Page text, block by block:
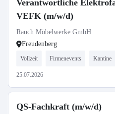
Verantwortliche
VEFK (m/w/d)
Rauch Möbelwerke GmbH
Freudenberg
Vollzeit Firmenevents Kantine
25.07.2026
QS-Fachkraft (m/w/d)